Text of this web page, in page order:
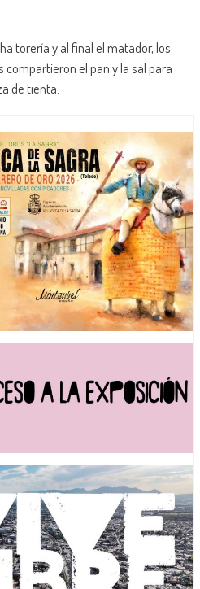
torería y al final el matador, los
el pan y la sal para
de tienta.